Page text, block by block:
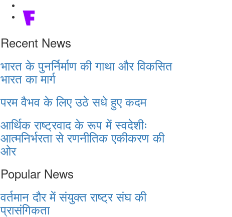
Recent News
भारत के पुनर्निर्माण की गाथा और विकसित
भारत का मार्ग
परम वैभव के लिए उठे सधे हुए कदम
आर्थिक राष्ट्रवाद के रूप में स्वदेशीः
आत्मनिर्भरता से रणनीतिक एकीकरण की
ओर
Popular News
वर्तमान दौर में संयुक्त राष्ट्र संघ की
प्रासंगिकता